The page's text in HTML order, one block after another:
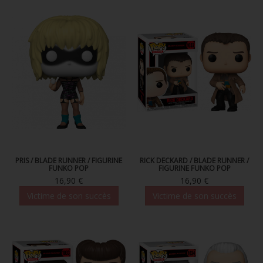
FIGURINES POP MUSIQUE
FIGURINES POP SÉRIE TV
FIGURINES POP AUTRES FILMS
FIGURINES POP SPORTS
FIGURINES POP ANIME
FIGURINES POP HARRY POTTER
FIGURINES POP STRANGER THINGS
FIGURINES POP JEUX VIDÉO
PRIS / BLADE RUNNER / FIGURINE
FUNKO POP
16,90 €
RICK DECKARD / BLADE RUNNER /
FIGURINE FUNKO POP
16,90 €